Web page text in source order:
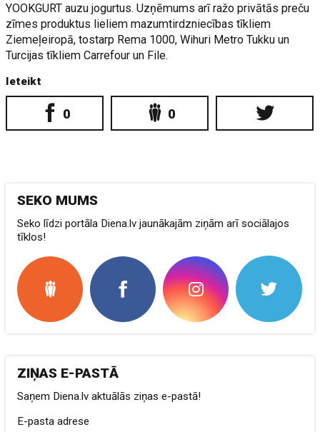
YOOKGURT auzu jogurtus. Uzņēmums arī ražo privātās preču
zīmes produktus lieliem mazumtirdzniecības tīkliem
Ziemeļeiropā, tostarp Rema 1000, Wihuri Metro Tukku un
Turcijas tīkliem Carrefour un File.
Ieteikt
0 0
SEKO MUMS
Seko līdzi portāla Diena.lv jaunākajām ziņām arī sociālajos
tīklos!
ZIŅAS E-PASTĀ
Saņem Diena.lv aktuālās ziņas e-pastā!
E-pasta adrese